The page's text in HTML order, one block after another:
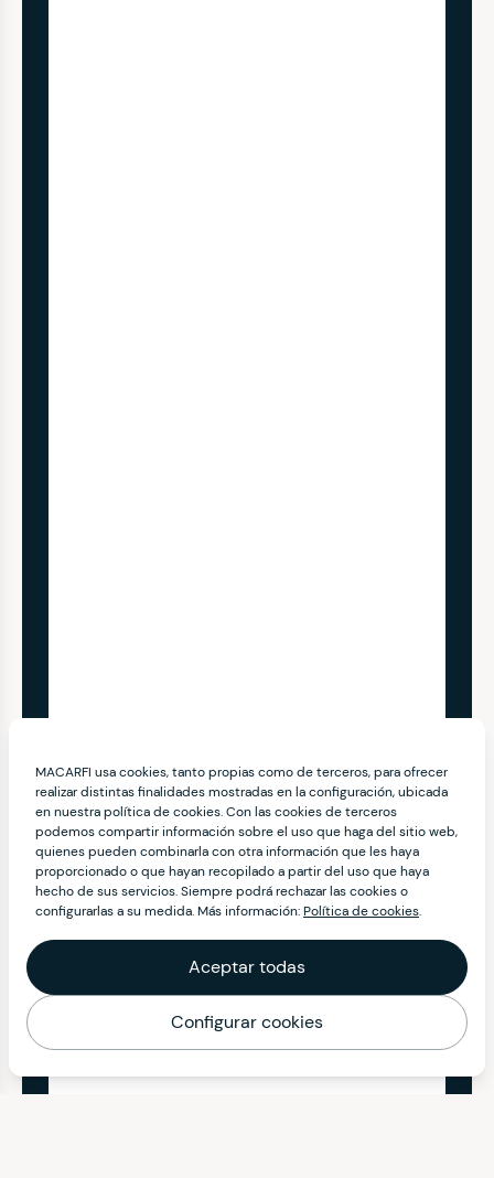
MACARFI usa cookies, tanto propias como de terceros, para ofrecer
realizar distintas finalidades mostradas en la configuración, ubicada
en nuestra política de cookies. Con las cookies de terceros
podemos compartir información sobre el uso que haga del sitio web,
quienes pueden combinarla con otra información que les haya
proporcionado o que hayan recopilado a partir del uso que haya
hecho de sus servicios. Siempre podrá rechazar las cookies o
configurarlas a su medida. Más información:Política de cookies.
Aceptar todas
Configurar cookies